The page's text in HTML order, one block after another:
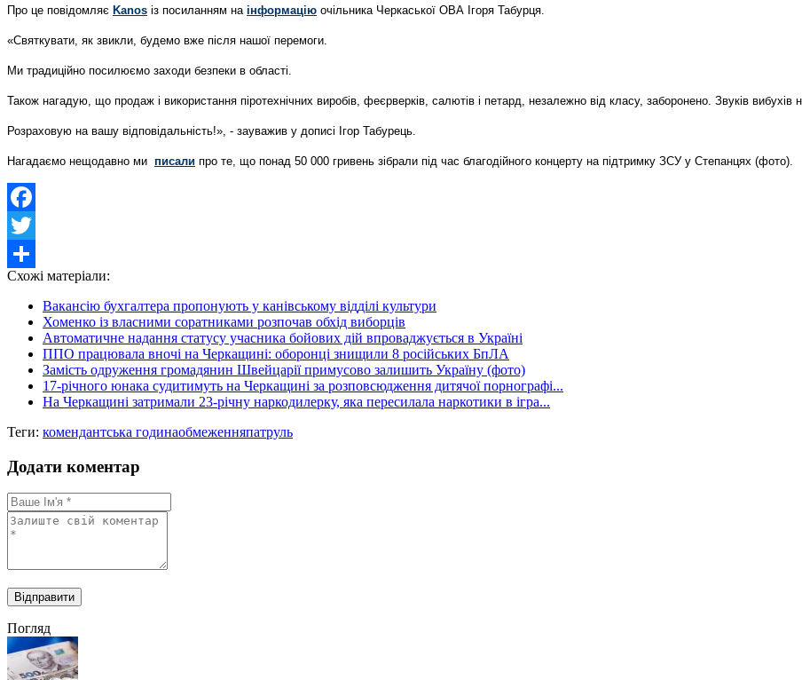
Про це повідомляє Kanos із посиланням на інформацію очільника Черкаської ОВА Ігоря Табурця.
«Святкувати, як звикли, будемо вже після нашої перемоги.
Ми традиційно посилюємо заходи безпеки в області.
Також нагадую, що продаж і використання піротехнічних виробів, феєрверків, салютів і петард, незалежно від класу, заборонено. Звуків вибухів
Розраховую на вашу відповідальність!», - зауважив у дописі Ігор Табурець.
Нагадаємо нещодавно ми писали про те, що понад 50 000 гривень зібрали під час благодійного концерту на підтримку ЗСУ у Степанцях (фото).
Facebook
Twitter
Share
Схожі матеріали:
Вакансію бухгалтера пропонують у канівському відділі культури
Хоменко із власними соратниками розпочав обхід виборців
Автоматичне надання статусу учасника бойових дій впроваджується в Україні
ППО працювала вночі на Черкащині: оборонці знищили 8 російських БпЛА
Замість одруження громадянин Швейцарії примусово залишить Україну (фото)
17-річного юнака судитимуть на Черкащині за розповсюдження дитячої порнографі...
На Черкащині затримали 23-річну наркодилерку, яка пересилала наркотики в ігра...
Теги: комендантська годинаобмеженняпатруль
Додати коментар
Погляд